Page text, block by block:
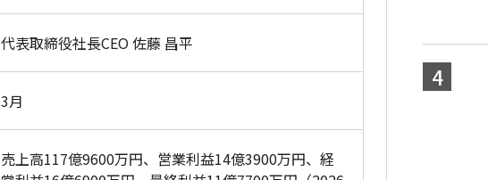
代表取締役社長CEO 佐藤 昌平
3月
売上高117億9600万円、営業利益14億3900万円、経